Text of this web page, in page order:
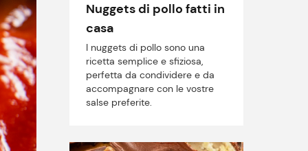
Nuggets di pollo fatti in
casa
I nuggets di pollo sono una
ricetta semplice e sfiziosa,
perfetta da condividere e da
accompagnare con le vostre
salse preferite.